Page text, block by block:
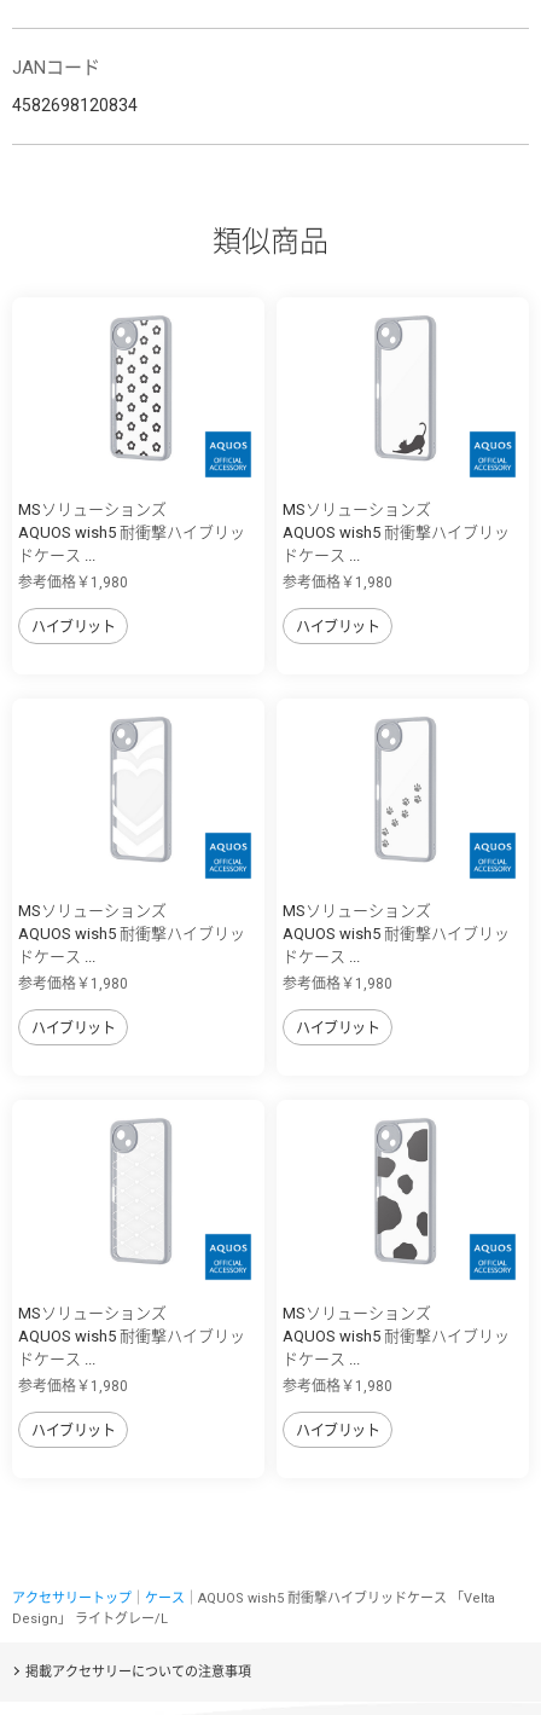
JANコード
4582698120834
類似商品
MSソリューションズ
AQUOS wish5 耐衝撃ハイブリッ
ドケース ...
参考価格￥1,980
ハイブリット
MSソリューションズ
AQUOS wish5 耐衝撃ハイブリッ
ドケース ...
参考価格￥1,980
ハイブリット
MSソリューションズ
AQUOS wish5 耐衝撃ハイブリッ
ドケース ...
参考価格￥1,980
ハイブリット
MSソリューションズ
AQUOS wish5 耐衝撃ハイブリッ
ドケース ...
参考価格￥1,980
ハイブリット
MSソリューションズ
AQUOS wish5 耐衝撃ハイブリッ
ドケース ...
参考価格￥1,980
ハイブリット
MSソリューションズ
AQUOS wish5 耐衝撃ハイブリッ
ドケース ...
参考価格￥1,980
ハイブリット
アクセサリートップ ケース ｜AQUOS wish5 耐衝撃ハイブリッドケース 「Velta
Design」 ライトグレー/L
掲載アクセサリーについての注意事項